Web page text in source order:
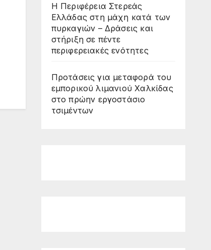
Η Περιφέρεια Στερεάς
Ελλάδας στη μάχη κατά των
πυρκαγιών – Δράσεις και
στήριξη σε πέντε
περιφερειακές ενότητες
Προτάσεις για μεταφορά του
εμπορικού λιμανιού Χαλκίδας
στο πρώην εργοστάσιο
τσιμέντων